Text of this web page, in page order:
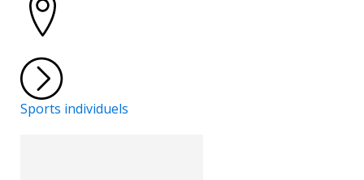
Sports individuels